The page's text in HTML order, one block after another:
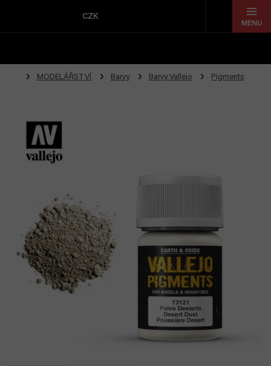
CZK
MODELÁŘSTVÍ Barvy Barvy Vallejo Pigments